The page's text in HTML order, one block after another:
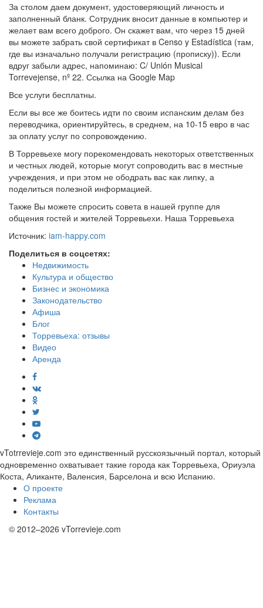
За столом даем документ, удостоверяющий личность и
заполненный бланк. Сотрудник вносит данные в компьютер и
желает вам всего доброго. Он скажет вам, что через 15 дней
вы можете забрать свой сертификат в Censo y Estadística (там,
где вы изначально получали регистрацию (прописку)). Если
вдруг забыли адрес, напоминаю: C/ Unión Musical
Torrevejense, nº 22. Ссылка на Google Map
Все услуги бесплатны.
Если вы все же боитесь идти по своим испанским делам без
переводчика, ориентируйтесь, в среднем, на 10-15 евро в час
за оплату услуг по сопровождению.
В Торревьехе могу порекомендовать некоторых ответственных
и честных людей, которые могут сопроводить вас в местные
учреждения, и при этом не ободрать вас как липку, а
поделиться полезной информацией.
Также Вы можете спросить совета в нашей группе для
общения гостей и жителей Торревьехи. Наша Торревьеха
Источник: iam-happy.com
Поделиться в соцсетях:
Недвижимость
Культура и общество
Бизнес и экономика
Законодательство
Афиша
Блог
Торревьеха: отзывы
Видео
Аренда
vTotrrevieje.com это единственный русскоязычный портал, который
одновременно охватывает такие города как Торревьеха, Ориуэла
Коста, Аликанте, Валенсия, Барселона и всю Испанию.
О проекте
Реклама
Контакты
© 2012–2026 vTorrevieje.com